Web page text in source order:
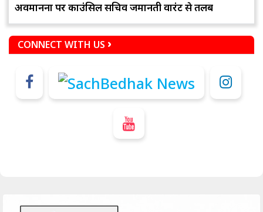
अवमानना पर काउंसिल सचिव जमानती वारंट से तलब
CONNECT WITH US